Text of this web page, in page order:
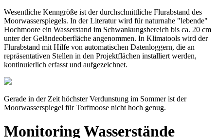
Wesentliche Kenngröße ist der durchschnittliche Flurabstand des
Moorwasserspiegels. In der Literatur wird für naturnahe "lebende"
Hochmoore ein Wasserstand im Schwankungsbereich bis ca. 20 cm
unter der Geländeoberfläche angenommen. In Klimatools wird der
Flurabstand mit Hilfe von automatischen Datenloggern, die an
repräsentativen Stellen in den Projektflächen installiert werden,
kontinuierlich erfasst und aufgezeichnet.
Gerade in der Zeit höchster Verdunstung im Sommer ist der
Moorwasserspiegel für Torfmoose nicht hoch genug.
Monitoring Wasserstände